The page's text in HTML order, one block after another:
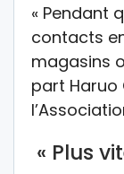
« Pendant
contacts
magasins
part Haruo
« Plus